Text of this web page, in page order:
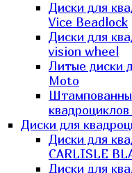
Диски для
Vice Beadlock
Диски для
vision wheel
Литые диски
Moto
Диски для
Диски для
CARLISLE
Диски для